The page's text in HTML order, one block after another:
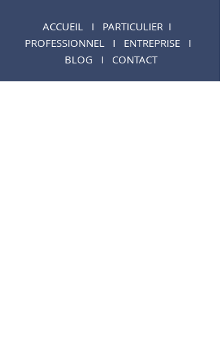
ACCUEILI PARTICULIERI
PROFESSIONNEL I ENTREPRISE I
BLOG I CONTACT